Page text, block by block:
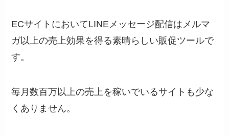
ECサイトにおいてLINEメッセージ配信はメルマ
ガ以上の売上効果を得る素晴らしい販促ツールで
す。
毎月数百万以上の売上を稼いでいるサイトも少な
くありません。